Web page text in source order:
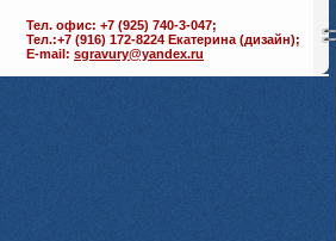
Тел. офис: +7 (925) 740-3-047;
Тел.:+7 (916) 172-8224 Екатерина (дизайн);
E-mail: sgravury@yandex.ru